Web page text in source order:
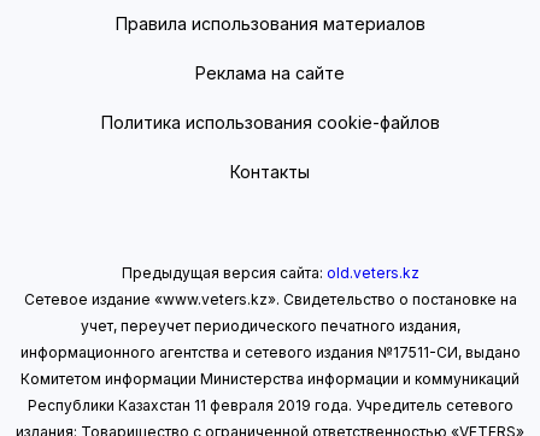
Правила использования материалов
Реклама на сайте
Политика использования cookie-файлов
Контакты
Предыдущая версия сайта: old.veters.kz
Сетевое издание «www.veters.kz». Свидетельство о постановке на
учет, переучет периодического печатного издания,
информационного агентства и сетевого издания №17511-СИ, выдано
Комитетом информации Министерства информации и коммуникаций
Республики Казахстан 11 февраля 2019 года. Учредитель сетевого
издания: Товарищество с ограниченной ответственностью «VETERS»